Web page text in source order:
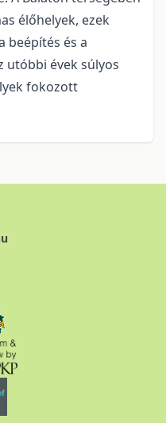
élőhelyek, ezek
beépítés és a
utóbbi évek súlyos
fokozott